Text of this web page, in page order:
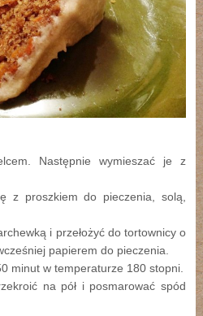
Następnie wymieszać je z
z proszkiem do pieczenia, solą,
i przełożyć do tortownicy o
papierem do pieczenia.
minut w temperaturze 180 stopni.
na pół i posmarować spód